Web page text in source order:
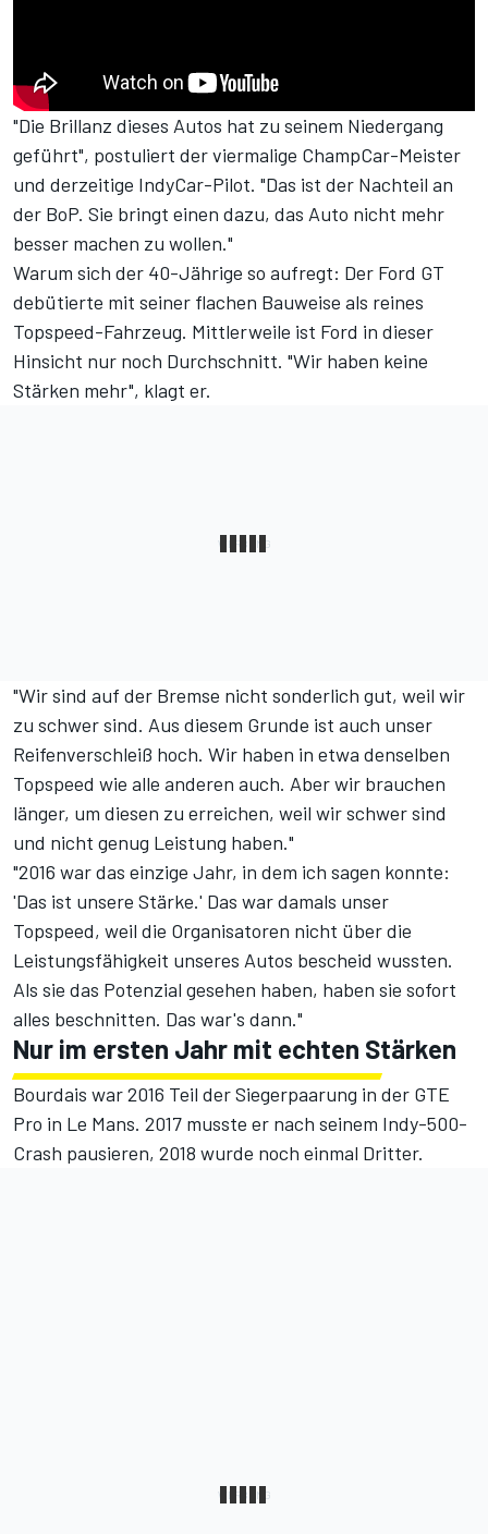
"Die Brillanz dieses Autos hat zu seinem Niedergang
geführt", postuliert der viermalige ChampCar-Meister
und derzeitige IndyCar-Pilot. "Das ist der Nachteil an
der BoP. Sie bringt einen dazu, das Auto nicht mehr
besser machen zu wollen."
Warum sich der 40-Jährige so aufregt: Der Ford GT
debütierte mit seiner flachen Bauweise als reines
Topspeed-Fahrzeug. Mittlerweile ist Ford in dieser
Hinsicht nur noch Durchschnitt. "Wir haben keine
Stärken mehr", klagt er.
"Wir sind auf der Bremse nicht sonderlich gut, weil wir
zu schwer sind. Aus diesem Grunde ist auch unser
Reifenverschleiß hoch. Wir haben in etwa denselben
Topspeed wie alle anderen auch. Aber wir brauchen
länger, um diesen zu erreichen, weil wir schwer sind
und nicht genug Leistung haben."
"2016 war das einzige Jahr, in dem ich sagen konnte:
'Das ist unsere Stärke.' Das war damals unser
Topspeed, weil die Organisatoren nicht über die
Leistungsfähigkeit unseres Autos bescheid wussten.
Als sie das Potenzial gesehen haben, haben sie sofort
alles beschnitten. Das war's dann."
Nur im ersten Jahr mit echten Stärken
Bourdais war 2016 Teil der Siegerpaarung in der GTE
Pro in Le Mans. 2017 musste er nach seinem Indy-500-
Crash pausieren, 2018 wurde noch einmal Dritter.